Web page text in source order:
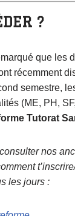
?
que les
récemment
semestre,
(ME, PH,
Tutorat
nos
les jours :